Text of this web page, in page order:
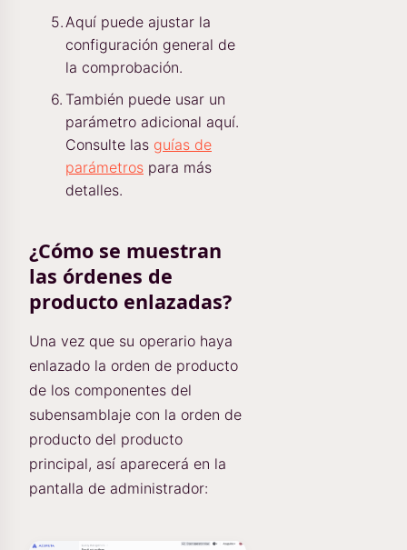
Aquí puede ajustar la
configuración general de
la comprobación.
También puede usar un
parámetro adicional aquí.
Consulte las guías de
parámetros para más
detalles.
¿Cómo se muestran
las órdenes de
producto enlazadas?
Una vez que su operario haya
enlazado la orden de producto
de los componentes del
subensamblaje con la orden de
producto del producto
principal, así aparecerá en la
pantalla de administrador: